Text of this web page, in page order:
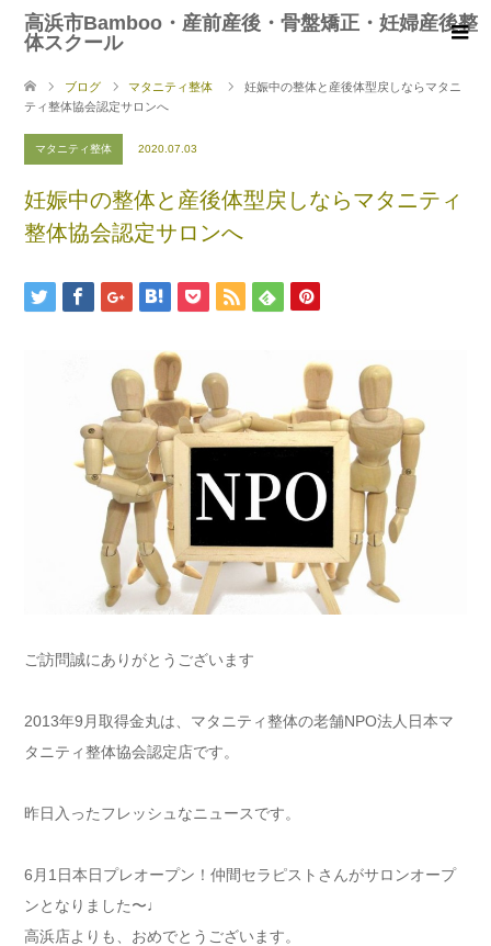
高浜市Bamboo・産前産後・骨盤矯正・妊婦産後整
体スクール
ブログ マタニティ整体
妊娠中の整体と産後体型戻しならマタニ
ティ整体協会認定サロンへ
マタニティ整体 2020.07.03
妊娠中の整体と産後体型戻しならマタニティ
整体協会認定サロンへ
ご訪問誠にありがとうございます
2013年9月取得金丸は、マタニティ整体の老舗NPO法人日本マ
タニティ整体協会認定店です。
昨日入ったフレッシュなニュースです。
6月1日本日プレオープン！仲間セラピストさんがサロンオープ
ンとなりました〜♩
高浜店よりも、おめでとうございます。